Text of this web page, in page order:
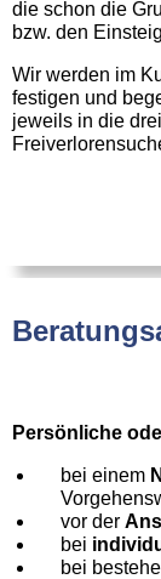
die schon die
bzw. den
Wir werden im
festigen und
jeweils in die
Persönliche
bei einem
vor der
bei
bei